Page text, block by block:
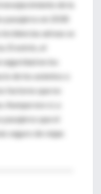
de la
pasajeros en 2030
aéreas se
El estrés, el
en los
de los asientos o
factores que no
eso sí, a
que el
seguro de viajar.